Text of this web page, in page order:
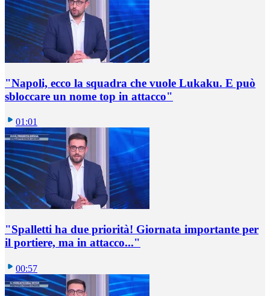
"Napoli, ecco la squadra che vuole Lukaku. E può
sbloccare un nome top in attacco"
01:01
"Spalletti ha due priorità! Giornata importante per
il portiere, ma in attacco..."
00:57